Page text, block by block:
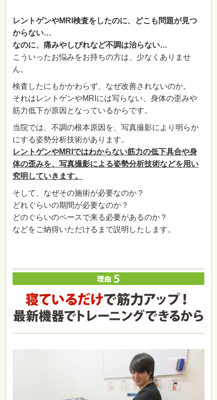
レントゲンやMRI検査をしたのに、どこも問題が見つ
からない…
なのに、痛みやしびれなど不調は治らない…
こういったお悩みをお持ちの方は、少なくありませ
ん。
検査したにもかかわらず、なぜ改善されないのか。
それはレントゲンやMRIには写らない、身体の歪みや
筋力低下が原因となっているからです。
当院では、不調の根本原因を、写真撮影により明らか
にする姿勢分析技術があります。
レントゲンやMRIではわからない筋力の低下具合や身
体の歪みを、写真撮影による姿勢分析技術などを用い
究明していきます。
そして、なぜその施術が必要なのか？
どれぐらいの期間が必要なのか？
どのぐらいのペースで来る必要があるのか？
などをご納得いただけるまで説明したします。